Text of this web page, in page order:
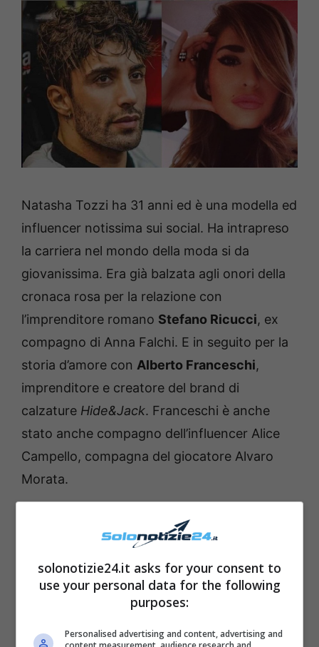
Natasha Tozzi ha 31 anni ed è una modella ed
influencer notissima sui social. Ha intrapreso
la carriera nel mondo della moda si da
giovanissima. Era già balzata agli onori della
cronaca rosa per la relazione con
l’imprenditore romano Stefano Ricucci, ex
compagno di Anna Falchi. E in seguito per la
storia d’amore con Alberto Franceschi,
imprenditore e creatore del brand di
calzature Hide&Jack. Franceschi è anche
stato anche compagno dell’influencer Alice
Campello, compagna del giocatore Alvaro
Morata.
“Un melanoma maligno e
aggressivo” |Antonella Clerici e il grave
lutto del passato
solonotizie24.it asks for your consent to
use your personal data for the following
purposes:
Personalised advertising and content, advertising and